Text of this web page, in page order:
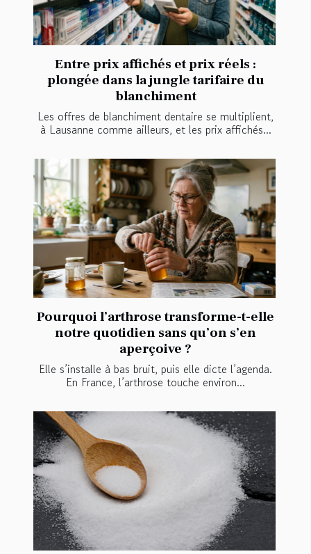
Entre prix affichés et prix réels :
plongée dans la jungle tarifaire du
blanchiment
Les offres de blanchiment dentaire se multiplient,
à Lausanne comme ailleurs, et les prix affichés...
Pourquoi l’arthrose transforme-t-elle
notre quotidien sans qu’on s’en
aperçoive ?
Elle s’installe à bas bruit, puis elle dicte l’agenda.
En France, l’arthrose touche environ...